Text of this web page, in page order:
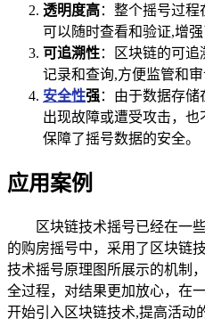
透明度高：整个摇号过
可以随时查看和验证,增
可追溯性：区块链的可
记录和查询,方便监管和审
安全性强：由于数据存
出现故障或遭受攻击，
保障了摇号数据的安全。
应用案例
区块链技术摇号已经在一
的购房摇号中，采用了区块链
技术摇号原理图所展示的机制
全过程，对结果更加放心，在
开始引入区块链技术,提高活动